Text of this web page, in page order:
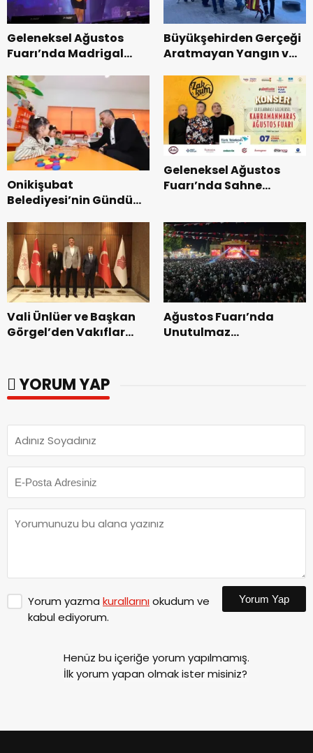
Geleneksel Ağustos
Fuarı’nda Madrigal
Büyükşehirden Gerçeği
Aratmayan Yangın ve
Onikişubat
Belediyesi’nin Gündüz
dönemin ön kayıtları
başladı.
Geleneksel Ağustos
Fuarı’nda Sahne
Vali Ünlüer ve Başkan
Görgel’den Vakıflar
Ağustos Fuarı’nda
Unutulmaz
YORUM YAP
Yorum yazma kurallarınıokudum ve
kabul ediyorum.
Yorum Yap
Henüz bu içeriğe yorum yapılmamış.
İlk yorum yapan olmak ister misiniz?